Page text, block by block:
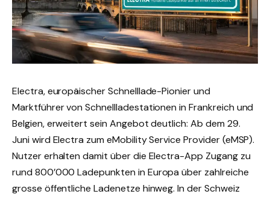
Electra, europäischer Schnelllade-Pionier und
Marktführer von Schnellladestationen in Frankreich und
Belgien, erweitert sein Angebot deutlich: Ab dem 29.
Juni wird Electra zum eMobility Service Provider (eMSP).
Nutzer erhalten damit über die Electra-App Zugang zu
rund 800’000 Ladepunkten in Europa über zahlreiche
grosse öffentliche Ladenetze hinweg. In der Schweiz